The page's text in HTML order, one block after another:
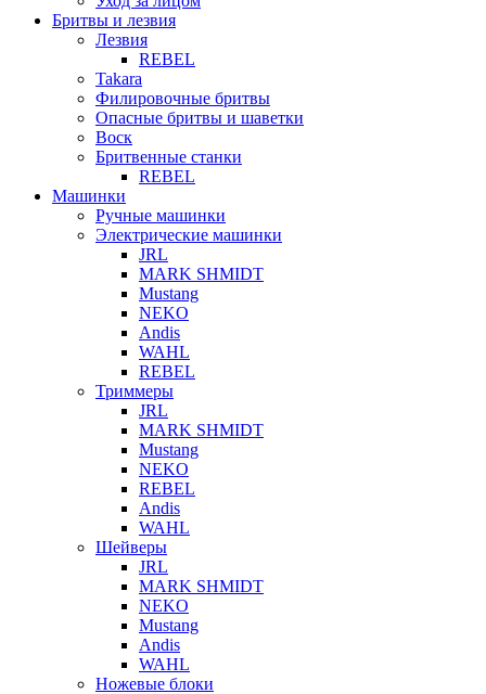
Бритвы и лезвия
Лезвия
REBEL
Takara
Филировочные бритвы
Опасные бритвы и шаветки
Воск
Бритвенные станки
REBEL
Машинки
Ручные машинки
Электрические машинки
JRL
MARK SHMIDT
Mustang
NEKO
Andis
WAHL
REBEL
Триммеры
JRL
MARK SHMIDT
Mustang
NEKO
REBEL
Andis
WAHL
Шейверы
JRL
MARK SHMIDT
NEKO
Mustang
Andis
WAHL
Ножевые блоки